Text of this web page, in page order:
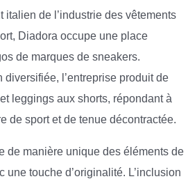
italien de l’industrie des vêtements
Diadora occupe une place
de marques de sneakers.
l’entreprise produit de
leggings aux shorts, répondant à
de sport et de tenue décontractée.
de manière unique des éléments de
touche d’originalité. L’inclusion